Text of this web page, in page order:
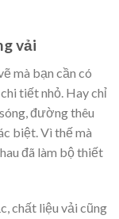
vải
mà bạn cần có
tiết nhỏ. Hay chỉ
đường thêu
biệt. Vì thế mà
đã làm bộ thiết
chất liệu vải cũng